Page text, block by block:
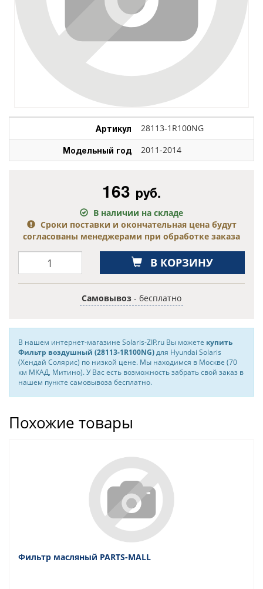
Артикул 28113-1R100NG
Модельный год 2011-2014
163 руб.
В наличии на складе
Сроки поставки и окончательная цена будут
согласованы менеджерами при обработке заказа
В КОРЗИНУ
Самовывоз - бесплатно
В нашем интернет-магазине Solaris-ZIP.ru Вы можете купить
Фильтр воздушный (28113-1R100NG)для Hyundai Solaris
(Хендай Солярис) по низкой цене. Мы находимся в Москве (70
км МКАД, Митино). У Вас есть возможность забрать свой заказ в
нашем пункте самовывоза бесплатно.
Похожие товары
Фильтр масляный PARTS-MALL